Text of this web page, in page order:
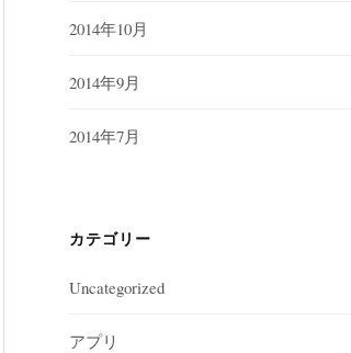
2014年10月
2014年9月
2014年7月
カテゴリー
Uncategorized
アプリ